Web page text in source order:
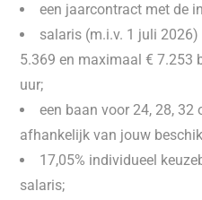
een jaarcontract met de
salaris (m.i.v. 1 juli
5.369 en maximaal € 7.253
uur;
een baan voor 24, 28, 32
afhankelijk van jouw
17,05% individueel
salaris;